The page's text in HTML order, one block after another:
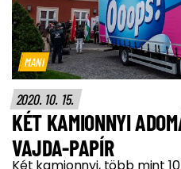
MANI
2020. 10. 15.
KÉT KAMIONNYI
VAJDA-PAPÍR
Két kamionnyi, több mint